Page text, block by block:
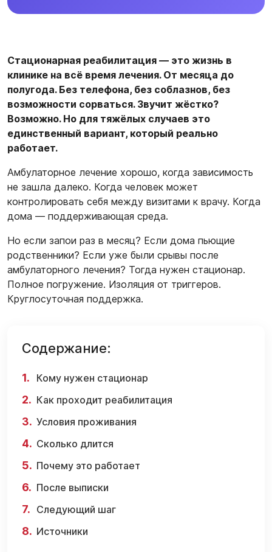
Стационарная реабилитация — это жизнь в
клинике на всё время лечения. От месяца до
полугода. Без телефона, без соблазнов, без
возможности сорваться. Звучит жёстко?
Возможно. Но для тяжёлых случаев это
единственный вариант, который реально
работает.
Амбулаторное лечение хорошо, когда зависимость
не зашла далеко. Когда человек может
контролировать себя между визитами к врачу. Когда
дома — поддерживающая среда.
Но если запои раз в месяц? Если дома пьющие
родственники? Если уже были срывы после
амбулаторного лечения? Тогда нужен стационар.
Полное погружение. Изоляция от триггеров.
Круглосуточная поддержка.
Содержание:
Кому нужен стационар
Как проходит реабилитация
Условия проживания
Сколько длится
Почему это работает
После выписки
Следующий шаг
Источники